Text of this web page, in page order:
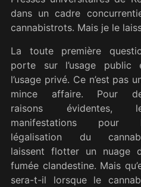
dans un cadre
cannabistrots. Mais je le
La toute première
porte sur l’usage public
l’usage privé. Ce n’est pas
mince affaire. Pour
raisons évidentes,
manifestations pour
légalisation du
laissent flotter un nuage
fumée clandestine. Mais
sera-t-il lorsque le